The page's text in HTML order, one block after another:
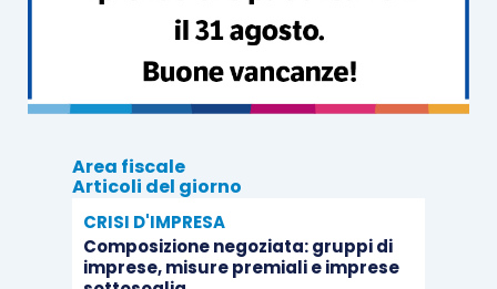
Area fiscale
Articoli del giorno
CRISI D'IMPRESA
Composizione negoziata: gruppi di
imprese, misure premiali e imprese